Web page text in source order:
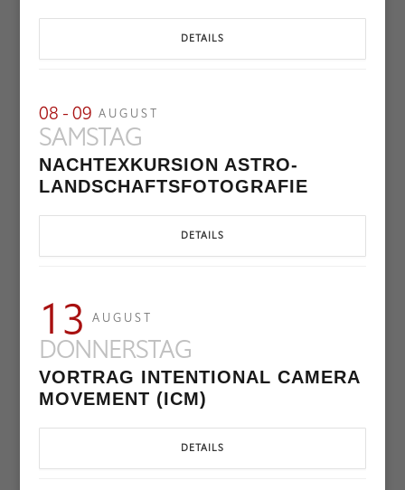
DETAILS
08 - 09 AUGUST
SAMSTAG
NACHTEXKURSION ASTRO-
LANDSCHAFTSFOTOGRAFIE
DETAILS
13 AUGUST
DONNERSTAG
VORTRAG INTENTIONAL CAMERA
MOVEMENT (ICM)
DETAILS